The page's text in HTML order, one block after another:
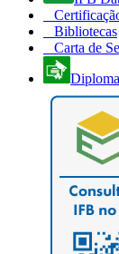
Bibliotecas
Carta de